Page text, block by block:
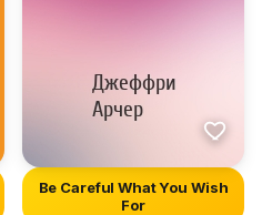
Be Careful What You Wish
For